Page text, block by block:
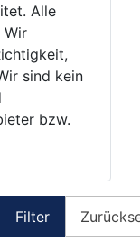
Alle
Wir
sind kein
bzw.
Filter